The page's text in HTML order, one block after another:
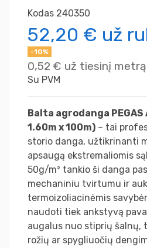
Kodas 240350
52,20 € už
-10%
0,52 € už tiesinį metrą
Su PVM
Balta agrodanga PEGAS
1.60m x 100m) – tai
storio danga, užtikrinanti
apsaugą ekstremaliomis
50g/m² tankio ši danga
mechaniniu tvirtumu ir
termoizoliacinėmis
naudoti tiek ankstyvą
augalus nuo stiprių šalnų,
rožių ar spygliuočių